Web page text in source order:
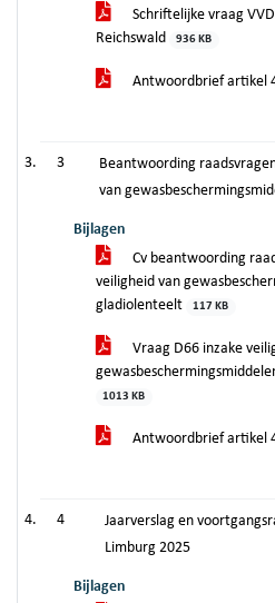
Schriftelijke vraag
Reichswald
936 KB
Antwoordbrief artikel
3
Beantwoording
van
Bijlagen
Cv beantwoording
veiligheid van
gladiolenteelt
117 KB
Vraag D66 inzake
1013 KB
Antwoordbrief artikel
4
Jaarverslag en
Limburg 2025
Bijlagen